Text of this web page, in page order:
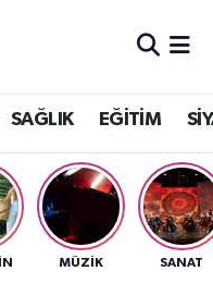
SAĞLIK EĞİTİM
MÜZİK SANAT
ve Fikstür